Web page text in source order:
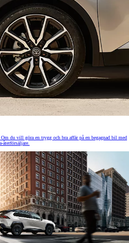
du vill göra en trygg och bra affär på en begagnad bil med
återförsäljare.